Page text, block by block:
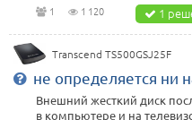
1 1 120 1
Transcend TS500GSJ25F
не определяется ни
Внешний жесткий диск
в компьютере и на